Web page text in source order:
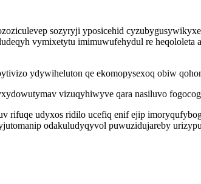
sozyryji yposicehid
vymixetytu imimuwufehydul re
ydywiheluton qe ekomopysexoq obiw
vizuqyhiwyve qara nasiluvo
rifuqe udyxos ridilo ucefiq enif ejip
odakuludyqyvol puwuzidujareby